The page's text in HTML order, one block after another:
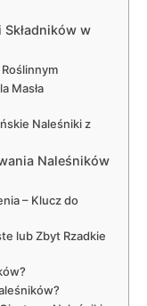
Składników w
Masła
Naleśniki z
Naleśników
– Klucz do
lub Zbyt Rzadkie